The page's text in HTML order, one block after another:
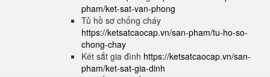
pham/ket-sat-van-phong
Tủ hồ sơ chống cháy
https://ketsatcaocap.vn/san-pham/tu-ho-so-
chong-chay
Két sắt gia đình https://ketsatcaocap.vn/san-
pham/ket-sat-gia-dinh